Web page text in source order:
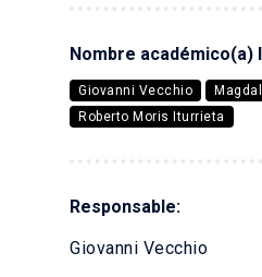
Nombre académico(a)
Giovanni Vecchio
Roberto Moris Iturrieta
Responsable:
Giovanni Vecchio